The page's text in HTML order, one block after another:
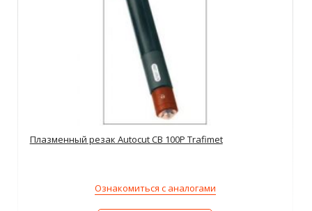
Плазменный резак Autocut CB 100P Trafimet
Ознакомиться с аналогами